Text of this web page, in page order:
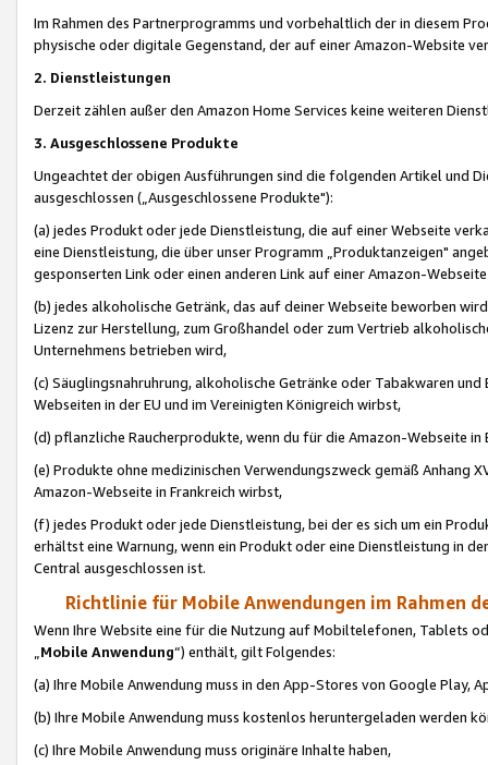
Im Rahmen des Partnerprogramms und vorbehaltlich der in diesem
physische oder digitale Gegenstand, der auf einer Amazon-Website
2. Dienstleistungen
Derzeit zählen außer den Amazon Home Services keine weiteren
3. Ausgeschlossene Produkte
Ungeachtet der obigen Ausführungen sind die folgenden Artikel und
ausgeschlossen („Ausgeschlossene Produkte"):
(a) jedes Produkt oder jede Dienstleistung, die auf einer Webseite
eine Dienstleistung, die über unser Programm „Produktanzeigen"
gesponserten Link oder einen anderen Link auf einer Amazon-
(b) jedes alkoholische Getränk, das auf deiner Webseite beworben
Lizenz zur Herstellung, zum Großhandel oder zum Vertrieb
Unternehmens betrieben wird,
(c) Säuglingsnahruhrung, alkoholische Getränke oder Tabakwaren
Webseiten in der EU und im Vereinigten Königreich wirbst,
(d) pflanzliche Raucherprodukte, wenn du für die Amazon-Webseite in
(e) Produkte ohne medizinischen Verwendungszweck gemäß Anhang
Amazon-Webseite in Frankreich wirbst,
(f) jedes Produkt oder jede Dienstleistung, bei der es sich um ein
erhältst eine Warnung, wenn ein Produkt oder eine Dienstleistung in
Central ausgeschlossen ist.
Richtlinie für Mobile Anwendungen im Rahmen
Wenn Ihre Website eine für die Nutzung auf Mobiltelefonen, Tablets
„Mobile Anwendung“) enthält, gilt Folgendes:
(a) Ihre Mobile Anwendung muss in den App-Stores von Google Play,
(b) Ihre Mobile Anwendung muss kostenlos heruntergeladen werden
(c) Ihre Mobile Anwendung muss originäre Inhalte haben,